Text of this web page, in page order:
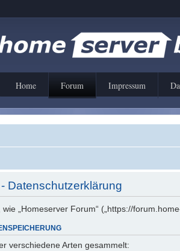
Home Forum Impressum
Datenschutzerklärung
„Homeserver Forum“ („https://
verschiedene Arten gesammelt: